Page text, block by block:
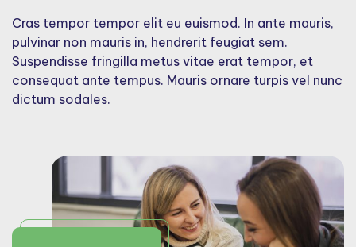
Cras tempor tempor elit eu euismod. In ante mauris,
pulvinar non mauris in, hendrerit feugiat sem.
Suspendisse fringilla metus vitae erat tempor, et
consequat ante tempus. Mauris ornare turpis vel nunc
dictum sodales.